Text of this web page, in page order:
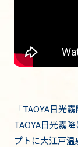
「TAOYA日光霧
TAOYA日光霧
プトに大江戸